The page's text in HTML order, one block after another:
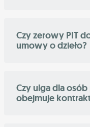
Czy zerowy PIT
umowy o dzieło?
Czy ulga dla
obejmuje